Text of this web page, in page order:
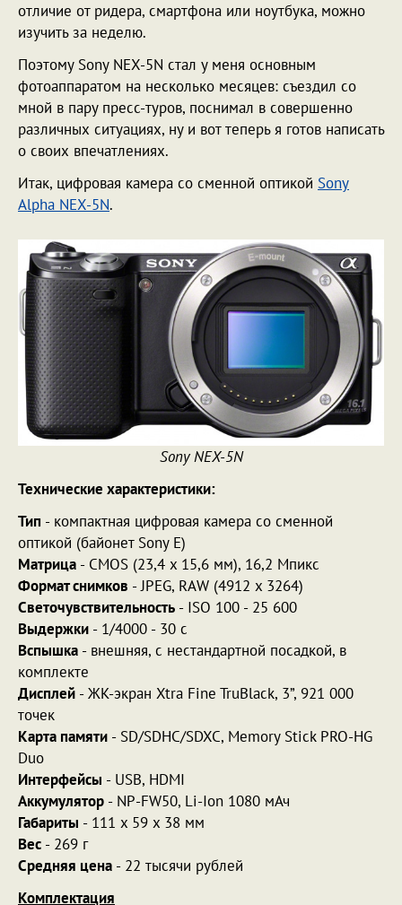
отличие от ридера, смартфона или ноутбука, можно
изучить за неделю.
Поэтому Sony NEX-5N стал у меня основным
фотоаппаратом на несколько месяцев: съездил со
мной в пару пресс-туров, поснимал в совершенно
различных ситуациях, ну и вот теперь я готов написать
о своих впечатлениях.
Итак, цифровая камера со сменной оптикой Sony
Alpha NEX-5N.
Sony NEX-5N
Технические характеристики:
Тип - компактная цифровая камера со сменной
оптикой (байонет Sony E)
Матрица - CMOS (23,4 x 15,6 мм), 16,2 Мпикс
Формат снимков - JPEG, RAW (4912 x 3264)
Светочувствительность - ISO 100 - 25 600
Выдержки - 1/4000 - 30 с
Вспышка - внешняя, с нестандартной посадкой, в
комплекте
Дисплей - ЖК-экран Xtra Fine TruBlack, 3”, 921 000
точек
Карта памяти - SD/SDHC/SDXC, Memory Stick PRO-HG
Duo
Интерфейсы - USB, HDMI
Аккумулятор - NP-FW50, Li-Ion 1080 мАч
Габариты - 111 x 59 x 38 мм
Вес - 269 г
Средняя цена - 22 тысячи рублей
Комплектация